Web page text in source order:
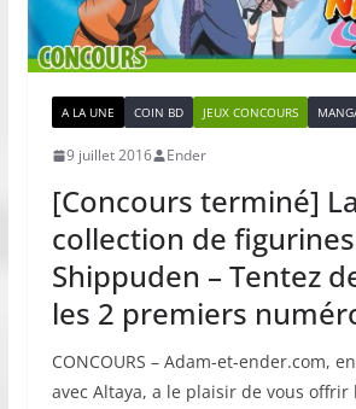
A LA UNE COIN BD JEUX CONCOURS
9 juillet 2016 Ender
[Concours terminé] La
collection de
Shippuden – Tentez
les 2 premiers
CONCOURS – Adam-et-ender.com,
avec Altaya, a le plaisir de vous offrir